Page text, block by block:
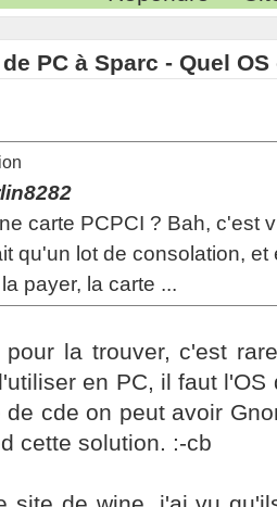
PC à Sparc - Quel
carte PCPCI ? Bah, c'est
qu'un lot de consolation, et
payer, la carte ...
pour la trouver, c'est
en PC, il faut
de cde on peut avoir
cette solution. :-cb